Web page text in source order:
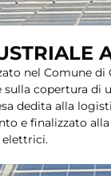
nel Comune di
sulla copertura di
dedita alla
e finalizzato